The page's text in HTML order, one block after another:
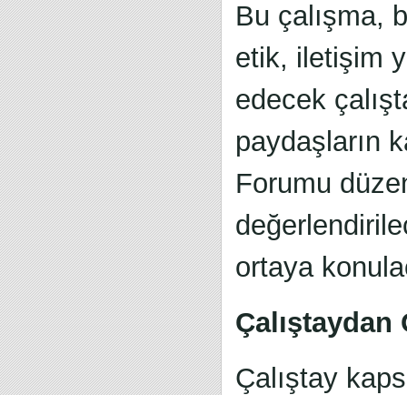
Bu çalışma,
etik, iletişim
edecek
paydaşların
Forumu
ortaya
Çalıştay